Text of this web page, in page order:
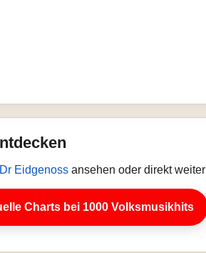
Dr Eidgenoss ansehen oder direkt weiter
Charts bei 1000 Volksmusikhits